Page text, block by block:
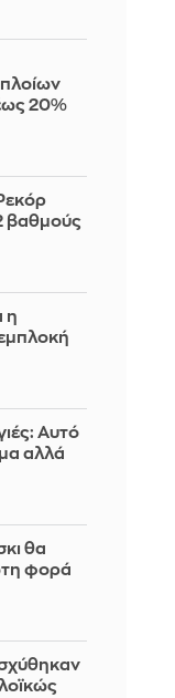
πλοίων
20%
βαθμούς
η
Αυτό
αλλά
θα
φορά